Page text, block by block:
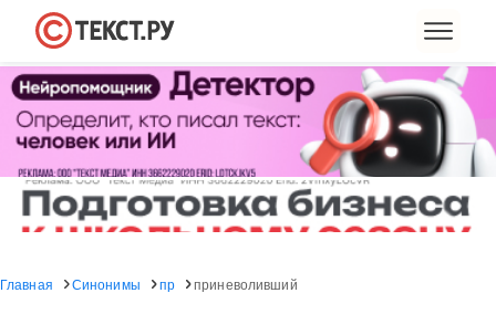
Главная Синонимы пр приневоливший